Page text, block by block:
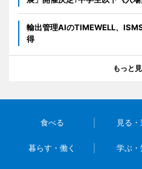
輸出管理AIのTIMEWELL、
得
もっと
食べる 見る
暮らす・働く 学ぶ・